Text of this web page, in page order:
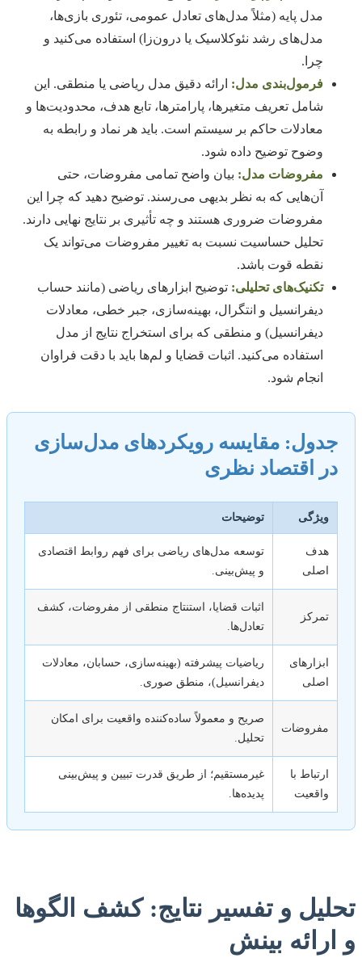
مدل پایه (مثلاً مدل‌های تعادل عمومی، تئوری بازی‌ها،
مدل‌های رشد نئوکلاسیک یا درون‌زا) استفاده می‌کنید و
چرا.
فرمول‌بندی مدل: ارائه دقیق مدل ریاضی یا منطقی. این
شامل تعریف متغیرها، پارامترها، تابع هدف، محدودیت‌ها و
معادلات حاکم بر سیستم است. باید هر نماد و رابطه به
وضوح توضیح داده شود.
مفروضات مدل: بیان واضح تمامی مفروضات، حتی
آن‌هایی که به نظر بدیهی می‌رسند. توضیح دهید که چرا این
مفروضات ضروری هستند و چه تأثیری بر نتایج نهایی دارند.
تحلیل حساسیت نسبت به تغییر مفروضات می‌تواند یک
نقطه قوت باشد.
تکنیک‌های تحلیلی: توضیح ابزارهای ریاضی (مانند حساب
دیفرانسیل و انتگرال، بهینه‌سازی، جبر خطی، معادلات
دیفرانسیل) و منطقی که برای استخراج نتایج از مدل
استفاده می‌کنید. اثبات قضایا و لم‌ها باید با دقت فراوان
انجام شود.
جدول: مقایسه رویکردهای مدل‌سازی
در اقتصاد نظری
ویژگی توضیحات
هدف
اصلی
توسعه مدل‌های ریاضی برای فهم روابط اقتصادی
و پیش‌بینی.
تمرکز
اثبات قضایا، استنتاج منطقی از مفروضات، کشف
تعادل‌ها.
ابزارهای
اصلی
ریاضیات پیشرفته (بهینه‌سازی، حسابان، معادلات
دیفرانسیل)، منطق صوری.
مفروضات
صریح و معمولاً ساده‌کننده واقعیت برای امکان
تحلیل.
ارتباط با
واقعیت
غیرمستقیم؛ از طریق قدرت تبیین و پیش‌بینی
پدیده‌ها.
تحلیل و تفسیر نتایج: کشف الگوها
و ارائه بینش